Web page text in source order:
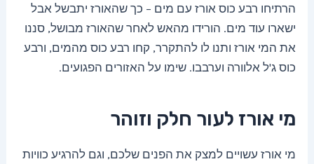
הרתיחו רבע כוס אורז עם מים – כך שהאורז יתבשל אבל
ישארו עוד מים. הורידו מהאש לאחר שהאורז מבושל, סננו
את המי אורז ותנו לו להתקרר, קחו רבע כוס מהמים, ורבע
כוס ג'ל אלוורה וערבבו. שימו על האזורים הפגועים.
מי אורז לעור חלק וזוהר
מי אורז עשויים למצק את הפנים שלכם, וגם להרגיע כוויות